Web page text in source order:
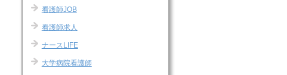
看護師JOB
看護師求人
ナースLIFE
大学病院看護師